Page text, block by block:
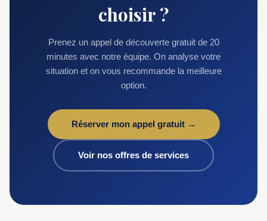
choisir ?
Prenez un appel de découverte gratuit de 20
minutes avec notre équipe. On analyse votre
situation et on vous recommande la meilleure
option.
Réserver mon appel gratuit →
Voir nos offres de services